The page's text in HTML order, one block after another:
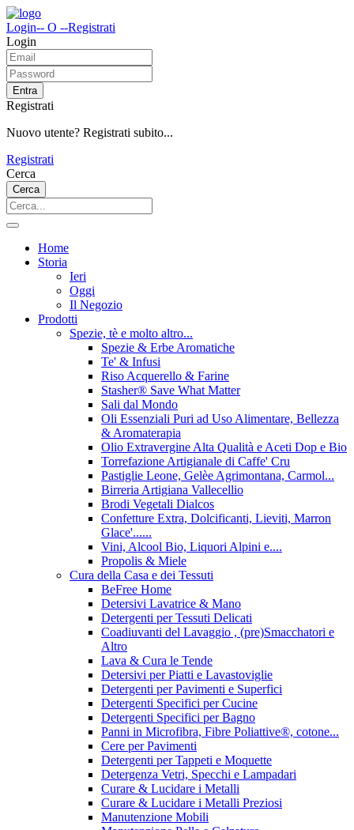
Login-- O --Registrati
Login
Entra
Registrati
Nuovo utente? Registrati subito...
Registrati
Cerca
Cerca
Home
Storia
Ieri
Oggi
Il Negozio
Prodotti
Spezie, tè e molto altro...
Spezie & Erbe Aromatiche
Te' & Infusi
Riso Acquerello & Farine
Stasher®️ Save What Matter
Sali dal Mondo
Oli Essenziali Puri ad Uso Alimentare, Bellezza
& Aromaterapia
Olio Extravergine Alta Qualità e Aceti Dop e Bio
Torrefazione Artigianale di Caffe' Cru
Pastiglie Leone, Gelèe Agrimontana, Carmol...
Birreria Artigiana Vallecellio
Brodi Vegetali Dialcos
Confetture Extra, Dolcificanti, Lieviti, Marron
Glace'......
Vini, Alcool Bio, Liquori Alpini e....
Propolis & Miele
Cura della Casa e dei Tessuti
BeFree Home
Detersivi Lavatrice & Mano
Detergenti per Tessuti Delicati
Coadiuvanti del Lavaggio , (pre)Smacchatori e
Altro
Lava & Cura le Tende
Detersivi per Piatti e Lavastoviglie
Detergenti per Pavimenti e Superfici
Detergenti Specifici per Cucine
Detergenti Specifici per Bagno
Panni in Microfibra, Fibre Poliattive®, cotone...
Cere per Pavimenti
Detergenti per Tappeti e Moquette
Detergenza Vetri, Specchi e Lampadari
Curare & Lucidare i Metalli
Curare & Lucidare i Metalli Preziosi
Manutenzione Mobili